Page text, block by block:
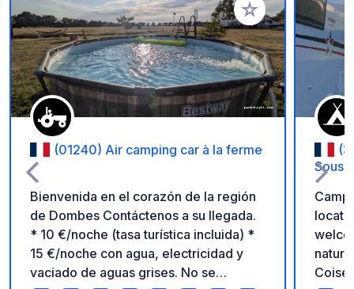
Añadir a tus
(01240) Air camping car à la ferme
Bienvenida en el corazón de la región
de Dombes Contáctenos a su llegada.
* 10 €/noche (tasa turística incluida) *
15 €/noche con agua, electricidad y
vaciado de aguas grises. No se
Sous